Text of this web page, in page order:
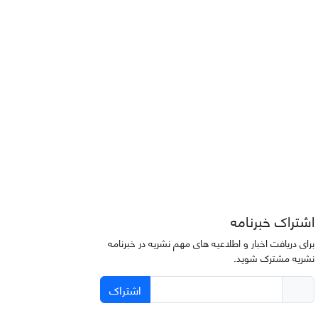
اشتراک خبرنامه
برای دریافت اخبار و اطلاعیه های مهم نشریه در خبرنامه
نشریه مشترک شوید.
اشتراک